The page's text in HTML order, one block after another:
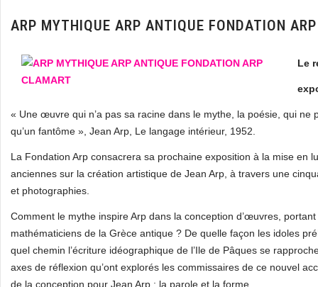
ARP MYTHIQUE ARP ANTIQUE FONDATION
Le
« Une œuvre qui n’a pas sa racine dans le mythe, la poésie, qui ne
qu’un fantôme », Jean Arp, Le langage intérieur, 1952.
La Fondation Arp consacrera sa prochaine exposition à la mise en
anciennes sur la création artistique de Jean Arp, à travers une
et photographies.
Comment le mythe inspire Arp dans la conception d’œuvres,
mathématiciens de la Grèce antique ? De quelle façon les idoles
quel chemin l’écriture idéographique de l’Ile de Pâques se
axes de réflexion qu’ont explorés les commissaires de ce nouvel
de la conception pour Jean Arp : la parole et la forme.